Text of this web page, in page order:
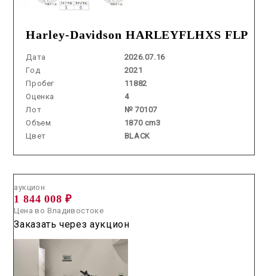
Harley-Davidson HARLEYFLHXS FLP
Дата
2026.07.16
Год
2021
Пробег
11882
Оценка
4
Лот
№ 70107
Объем
1870 cm3
Цвет
BLACK
аукцион
1 844 008 ₽
Цена во Владивостоке
Заказать через аукцион